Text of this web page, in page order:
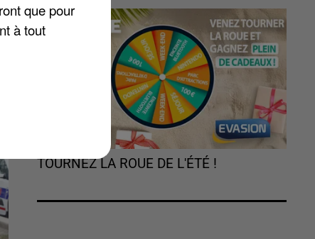
TOURNEZ LA ROUE DE L'ÉTÉ !
que pour
à tout